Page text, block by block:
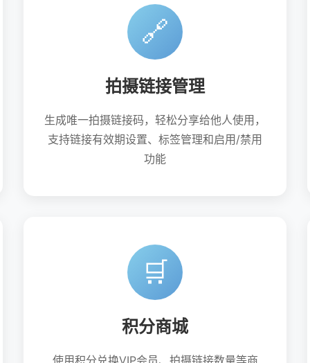
🔗
拍摄链接管理
生成唯一拍摄链接码，轻松分享给他人使用，
支持链接有效期设置、标签管理和启用/禁用
功能
🛒
积分商城
使用积分兑换VIP会员、拍摄链接数量等商